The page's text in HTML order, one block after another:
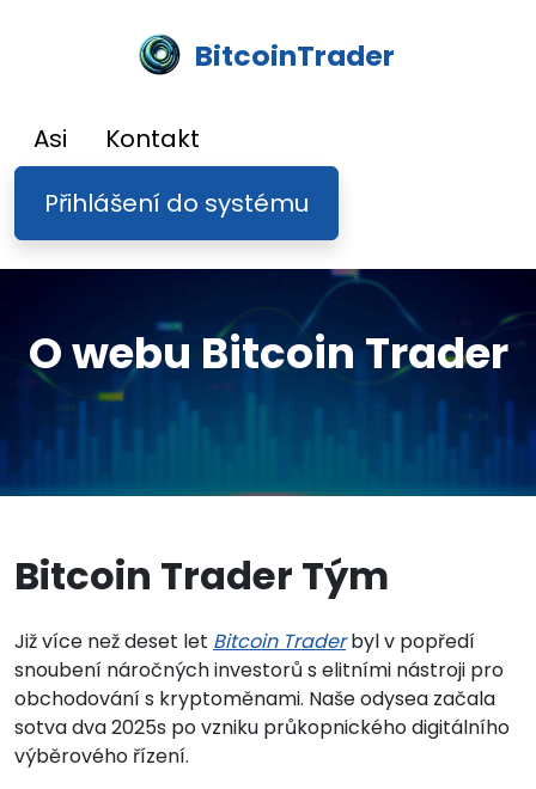
BitcoinTrader
Asi
Kontakt
Přihlášení do systému
O webu Bitcoin Trader
Bitcoin Trader Tým
Již více než deset let Bitcoin Traderbyl v popředí
snoubení náročných investorů s elitními nástroji pro
obchodování s kryptoměnami. Naše odysea začala
sotva dva 2025s po vzniku průkopnického digitálního
výběrového řízení.